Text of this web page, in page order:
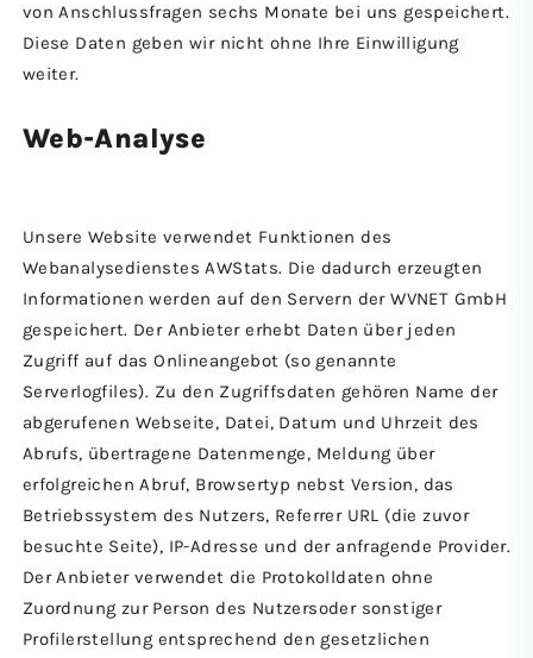
von Anschlussfragen sechs Monate bei uns gespeichert.
Diese Daten geben wir nicht ohne Ihre Einwilligung
weiter.
Web-Analyse
Unsere Website verwendet Funktionen des
Webanalysedienstes AWStats. Die dadurch erzeugten
Informationen werden auf den Servern der WVNET GmbH
gespeichert. Der Anbieter erhebt Daten über jeden
Zugriff auf das Onlineangebot (so genannte
Serverlogfiles). Zu den Zugriffsdaten gehören Name der
abgerufenen Webseite, Datei, Datum und Uhrzeit des
Abrufs, übertragene Datenmenge, Meldung über
erfolgreichen Abruf, Browsertyp nebst Version, das
Betriebssystem des Nutzers, Referrer URL (die zuvor
besuchte Seite), IP-Adresse und der anfragende Provider.
Der Anbieter verwendet die Protokolldaten ohne
Zuordnung zur Person des Nutzersoder sonstiger
Profilerstellung entsprechend den gesetzlichen